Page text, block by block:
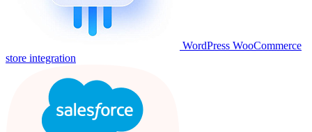
WordPress WooCommerce
store integration